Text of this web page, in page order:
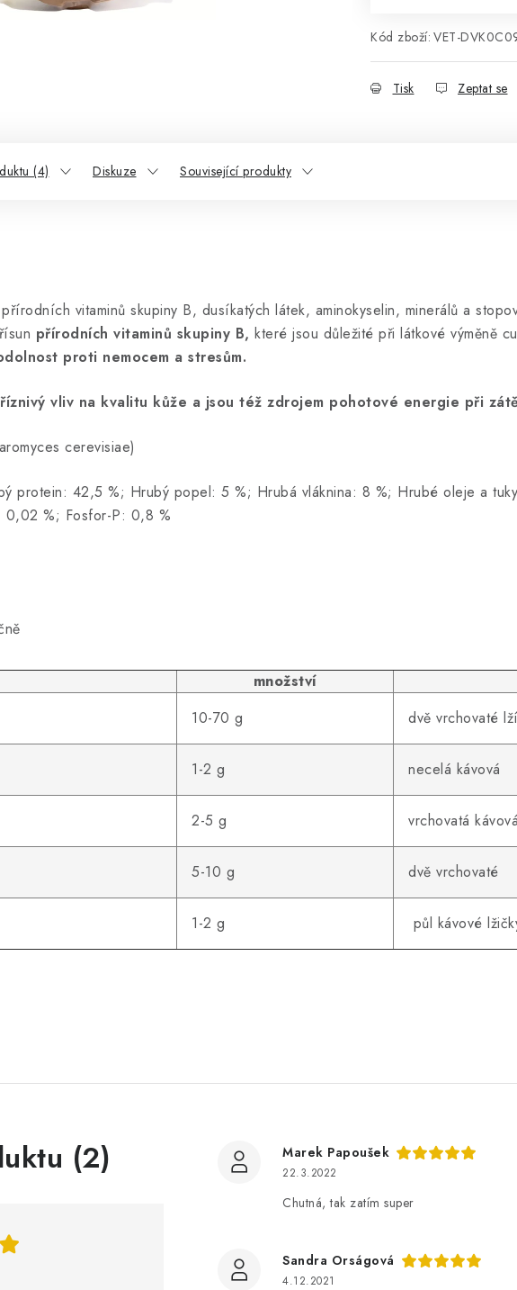
Kód zboží: VET-
Tisk Zeptat se
(4) Diskuze Související produkty
vitaminů skupiny B, dusíkatých látek, aminokyselin, minerálů a
přírodních vitaminů skupiny B, které jsou důležité při látkové výměně
proti nemocem a stresům.
vliv na kvalitu kůže a jsou též zdrojem pohotové energie při
cerevisiae)
protein: 42,5 %; Hrubý popel: 5 %; Hrubá vláknina: 8 %; Hrubé oleje a
%; Fosfor-P: 0,8 %
množství
10-70 g dvě vrchovaté
1-2 g necelá kávová
2-5 g vrchovatá kávová
5-10 g dvě vrchovaté
1-2 g půl kávové
(2) Marek Papoušek
22.3.2022
Chutná, tak zatím super
Sandra Orságová
4.12.2021